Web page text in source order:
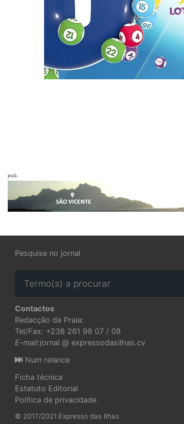
pub.
Pesquise no jornal
Contactos
Redacção da Praia:
Tel/Fax: +238 261 98 07 / 08
E-mail:jornal @ expressodasilhas.cv
Num relance
Ficha técnica
Estatuto Editorial
Política de privacidade
© 2017/2021 Expresso das Ilhas